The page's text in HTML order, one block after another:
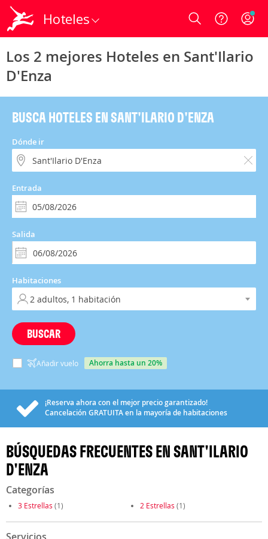
Hoteles Login
Los 2 mejores Hoteles en Sant'Ilario
D'Enza
BUSCA HOTELES EN SANT'ILARIO D'ENZA
Dónde ir
Entrada
Salida
Habitaciones
BUSCAR
Añadir vuelo ahorra hasta un 20%
¡Reserva ahora con el mejor precio garantizado!
Cancelación GRATUITAen la mayoría de habitaciones
BÚSQUEDAS FRECUENTES EN SANT'ILARIO
D'ENZA
Categorías
3 Estrellas (1) 2 Estrellas (1)